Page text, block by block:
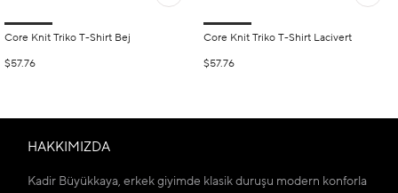
Core Knit Triko T-Shirt Bej
$57.76
Core Knit Triko T-Shirt Lacivert
$57.76
HAKKIMIZDA
Kadir Büyükkaya, erkek giyimde klasik duruşu modern konforla